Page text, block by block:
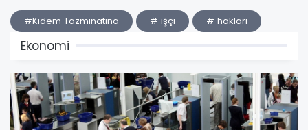
#Kıdem Tazminatına # işçi # hakları
Ekonomi